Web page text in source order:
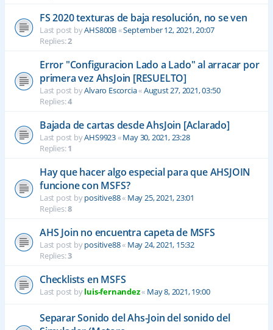
FS 2020 texturas de baja resolución, no se ven
Last post byAHS800B«September 12, 2021, 20:07
Replies:2
Error "Configuracion Lado a Lado" al arracar por
primera vez AhsJoin [RESUELTO]
Last post byAlvaro Escorcia«August 27, 2021, 03:50
Replies:4
Bajada de cartas desde AhsJoin [Aclarado]
Last post byAHS9923«May 30, 2021, 23:28
Replies:1
Hay que hacer algo especial para que AHSJOIN
funcione con MSFS?
Last post bypositive88« May 25, 2021, 23:01
Replies:8
AHS Join no encuentra capeta de MSFS
Last post bypositive88« May 24, 2021, 15:32
Replies:3
Checklists en MSFS
Last post byluis-fernandez« May 8, 2021, 19:00
Separar Sonido del Ahs-Join del sonido del